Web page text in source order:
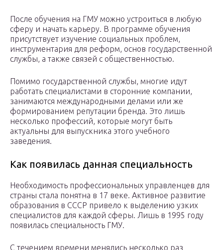
После обучения на ГМУ можно устроиться в любую
сферу и начать карьеру. В программе обучения
присутствует изучение социальных проблем,
инструментария для реформ, основ государственной
службы, а также связей с общественностью.
Помимо государственной службы, многие идут
работать специалистами в сторонние компании,
занимаются международными делами или же
формированием репутации бренда. Это лишь
несколько профессий, которые могут быть
актуальны для выпускника этого учебного
заведения.
Как появилась данная специальность
Необходимость профессиональных управленцев для
страны стала понятна в 17 веке. Активное развитие
образования в СССР привело к выделению узких
специалистов для каждой сферы. Лишь в 1995 году
появилась специальность ГМУ.
С течением времени менялись несколько раз